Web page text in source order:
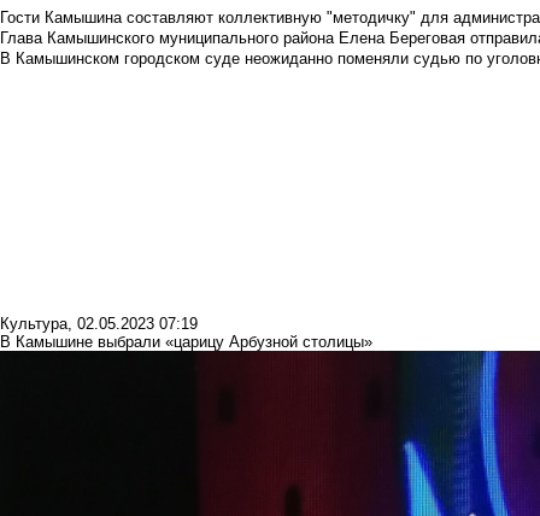
Гости Камышина составляют коллективную "методичку" для
Глава Камышинского муниципального района Елена Береговая
В Камышинском городском суде неожиданно поменяли судью по
Культура, 02.05.2023 07:19
В Камышине выбрали «царицу Арбузной столицы»